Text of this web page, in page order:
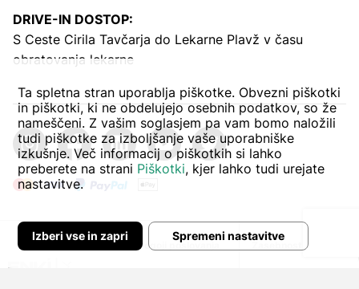
DRIVE-IN DOSTOP:
S Ceste Cirila Tavčarja do Lekarne Plavž v času
obratovanja lekarne
Avtor: Pogoji poslovanja Zasebnost in piškoti
Ta spletna stran uporablja piškotke. Obvezni piškotki
in piškotki, ki ne obdelujejo osebnih podatkov, so že
nameščeni. Z vašim soglasjem pa vam bomo naložili
tudi piškotke za izboljšanje vaše uporabniške
izkušnje. Več informacij o piškotkih si lahko
preberete na strani Piškotki, kjer lahko tudi urejate
nastavitve.
Spremeni nastavitve
Izberi vse in zapri